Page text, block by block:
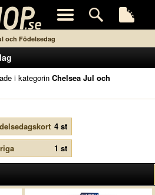
och Födelsedag
i kategorin Chelsea Jul och
4 st
1 st